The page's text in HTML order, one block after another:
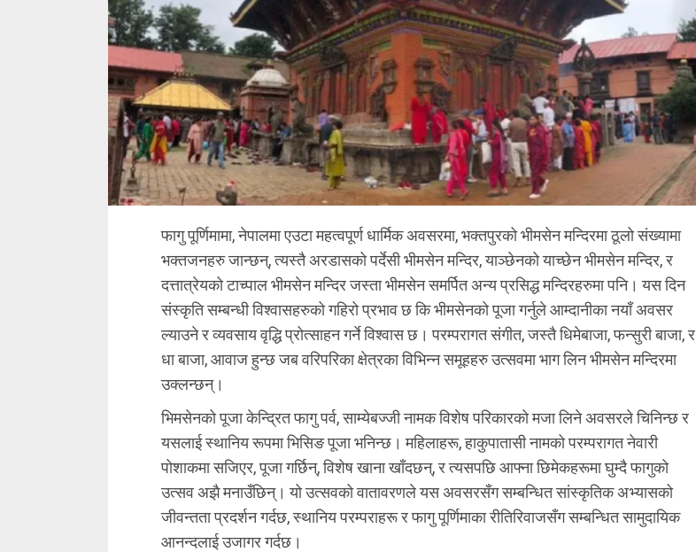
फागु पूर्णिमामा, नेपालमा एउटा महत्वपूर्ण धार्मिक अवसरमा, भक्तपुरको भीमसेन मन्दिरमा ठूलो संख्यामा
भक्तजनहरु जान्छन्, त्यस्तै अरडासको पर्देसी भीमसेन मन्दिर, याञ्छेनको याच्छेन भीमसेन मन्दिर, र
दत्तात्रेयको टाच्पाल भीमसेन मन्दिर जस्ता भीमसेन समर्पित अन्य प्रसिद्ध मन्दिरहरुमा पनि। यस दिन
संस्कृति सम्बन्धी विश्वासहरुको गहिरो प्रभाव छ कि भीमसेनको पूजा गर्नुले आम्दानीका नयाँ अवसर
ल्याउने र व्यवसाय वृद्धि प्रोत्साहन गर्ने विश्वास छ। परम्परागत संगीत, जस्तै धिमेबाजा, फन्सुरी बाजा, र
धा बाजा, आवाज हुन्छ जब वरिपरिका क्षेत्रका विभिन्न समूहहरु उत्सवमा भाग लिन भीमसेन मन्दिरमा
उक्लन्छन्।
भिमसेनको पूजा केन्द्रित फागु पर्व, साम्येबज्जी नामक विशेष परिकारको मजा लिने अवसरले चिनिन्छ र
यसलाई स्थानिय रूपमा भिसिङ पूजा भनिन्छ। महिलाहरू, हाकुपातासी नामको परम्परागत नेवारी
पोशाकमा सजिएर, पूजा गर्छिन्, विशेष खाना खाँदछन्, र त्यसपछि आफ्ना छिमेकहरूमा घुम्दै फागुको
उत्सव अझै मनाउँछिन्। यो उत्सवको वातावरणले यस अवसरसँग सम्बन्धित सांस्कृतिक अभ्यासको
जीवन्तता प्रदर्शन गर्दछ, स्थानिय परम्पराहरू र फागु पूर्णिमाका रीतिरिवाजसँग सम्बन्धित सामुदायिक
आनन्दलाई उजागर गर्दछ।